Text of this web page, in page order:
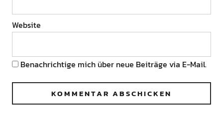
Website
Benachrichtige mich über neue Beiträge via E-Mail.